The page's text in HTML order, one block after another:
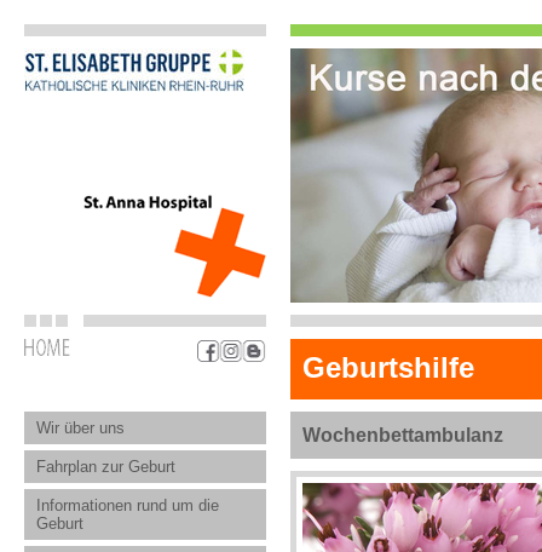
Geburtshilfe
Wir über uns
Fahrplan zur Geburt
Informationen rund um die
Geburt
Wochenbettambulanz